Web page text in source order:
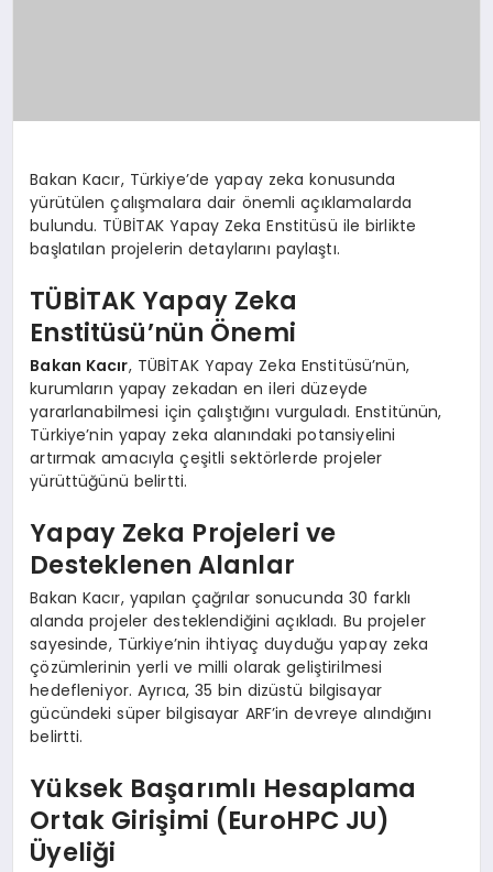
Bakan Kacır, Türkiye’de yapay zeka konusunda
yürütülen çalışmalara dair önemli açıklamalarda
bulundu. TÜBİTAK Yapay Zeka Enstitüsü ile birlikte
başlatılan projelerin detaylarını paylaştı.
TÜBİTAK Yapay Zeka
Enstitüsü’nün Önemi
Bakan Kacır, TÜBİTAK Yapay Zeka Enstitüsü’nün,
kurumların yapay zekadan en ileri düzeyde
yararlanabilmesi için çalıştığını vurguladı. Enstitünün,
Türkiye’nin yapay zeka alanındaki potansiyelini
artırmak amacıyla çeşitli sektörlerde projeler
yürüttüğünü belirtti.
Yapay Zeka Projeleri ve
Desteklenen Alanlar
Bakan Kacır, yapılan çağrılar sonucunda 30 farklı
alanda projeler desteklendiğini açıkladı. Bu projeler
sayesinde, Türkiye’nin ihtiyaç duyduğu yapay zeka
çözümlerinin yerli ve milli olarak geliştirilmesi
hedefleniyor. Ayrıca, 35 bin dizüstü bilgisayar
gücündeki süper bilgisayar ARF’in devreye alındığını
belirtti.
Yüksek Başarımlı Hesaplama
Ortak Girişimi (EuroHPC JU)
Üyeliği